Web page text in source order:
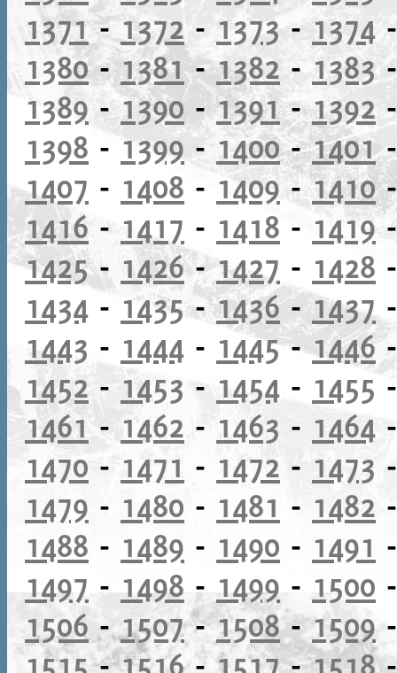
1371-1372 - 1373-1374
1380-1381-1382-1383
1389 -1390-1391-1392
1398 -1399 -1400-1401
1407 - 1408 - 1409-1410
1416- 1417 - 1418 - 1419
1425- 1426-1427 - 1428
1434 - 1435-1436- 1437
1443 - 1444 - 1445-1446
1452 -1453 - 1454 - 1455
1461- 1462 - 1463 - 1464
1470 - 1471 - 1472 - 1473
1479 - 1480 - 1481 - 1482
1488 - 1489 - 1490 - 1491
1497 - 1498 - 1499 - 1500
1506 -1507-1508-1509
1515-1516- 1517-1518